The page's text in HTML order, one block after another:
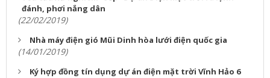
đánh, phơi nắng dân
(22/02/2019)
Nhà máy điện gió Mũi Dinh hòa lưới điện quốc gia
(14/01/2019)
Ký hợp đồng tín dụng dự án điện mặt trời Vĩnh Hảo 6